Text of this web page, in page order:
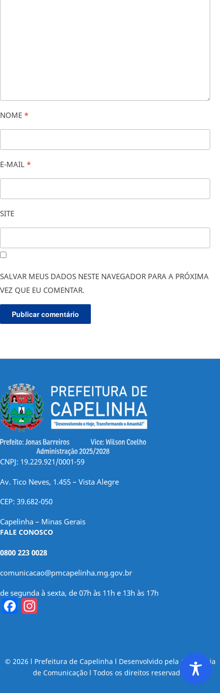
NOME *
E-MAIL *
SITE
SALVAR MEUS DADOS NESTE NAVEGADOR PARA A PRÓXIMA
VEZ QUE EU COMENTAR.
CNPJ: 19.229.921/0001-59
Av. Tico Neves, 1.455 – Vista Alegre
CEP: 39.682-050
Capelinha – Minas Gerais
FALE CONOSCO
0800 223 0028
comunicacao@pmcapelinha.mg.gov.br
de segunda à sexta, de 07h às 11h e 13h às 17h
Facebook
© 2026 l Prefeitura de Capelinha l Desenvolvido pela Assessoria
de Comunicação l Todos os direitos reservados